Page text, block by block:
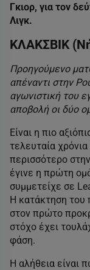
Γκιορ, για τον
Λιγκ.
ΚΛΑΚΣΒΙΚ
Προηγούμενο
απέναντι στην
αγωνιστική του
αποβολή οι δύο
Είναι η πιο
τελευταία
περισσότερο
έγινε η πρώτη
συμμετείχε σε
Η κατάκτηση του
στον πρώτο
στόχο έχει
φάση.
Η αλήθεια είναι